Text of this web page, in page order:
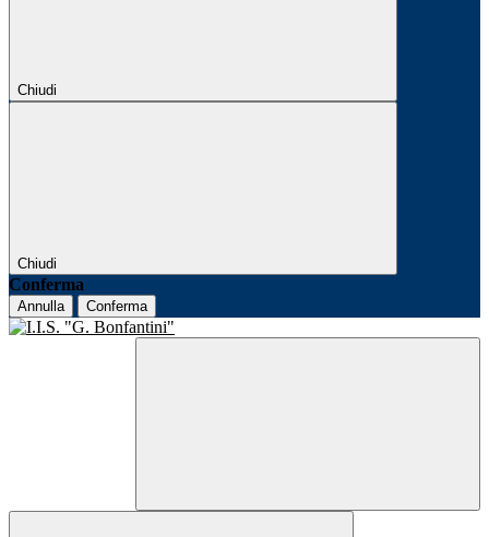
Chiudi
Chiudi
Conferma
Annulla Conferma